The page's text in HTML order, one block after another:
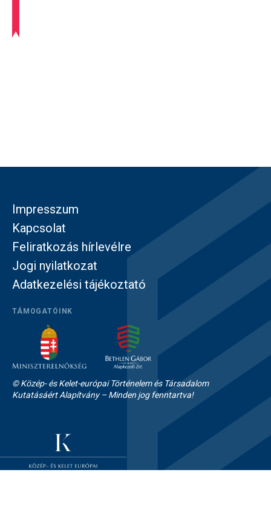
Impresszum
Kapcsolat
Feliratkozás hírlevélre
Jogi nyilatkozat
Adatkezelési tájékoztató
TÁMOGATÓINK
© Közép- és Kelet-európai Történelem és Társadalom
Kutatásáért Alapítvány – Minden jog fenntartva!